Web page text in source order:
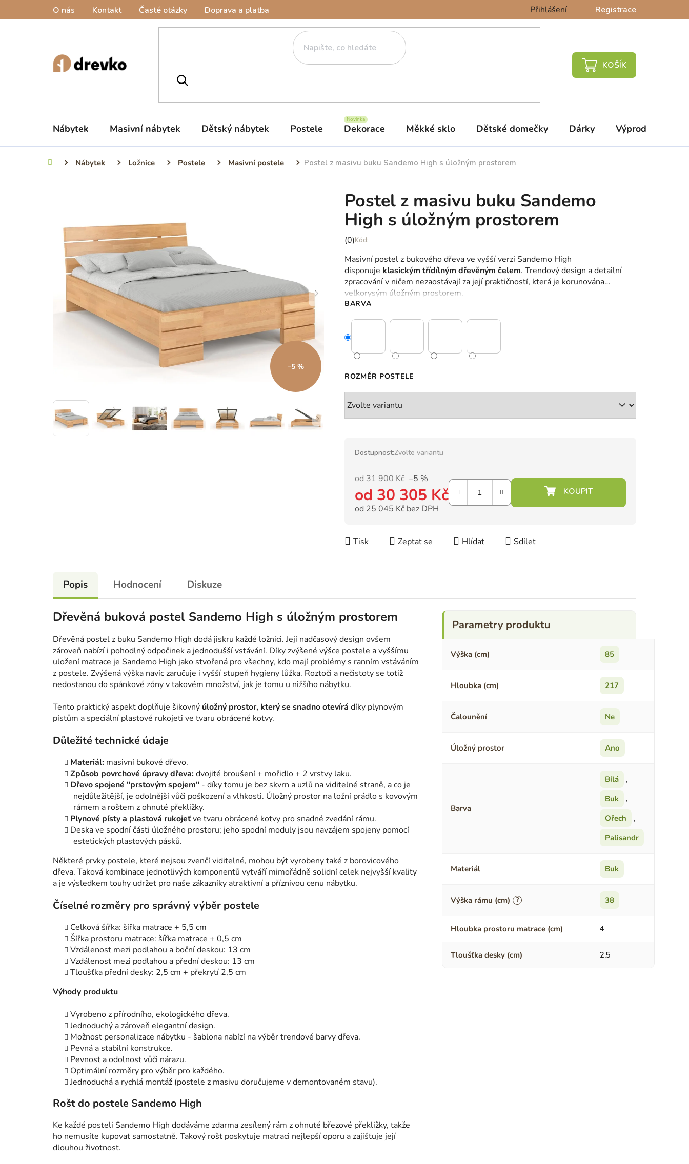
O nás Kontakt Časté otázky Doprava a platba Přihlášení Registrace
NÁKUPNÍ
Nábytek Masivní nábytek Dětský nábytek Postele Dekorace Měkké sklo Dětské domečky Dárky Výprodej %
Domů Nábytek Ložnice Postele Masivní postele Postel z masivu buku Sandemo High s úložným prostorem
Postel z masivu buku Sandemo
High s úložným prostorem
Průměrné
produktu
je
0,0
z
5
hvězdiček.
(0)
Masivní postel z bukového dřeva ve vyšší verzi Sandemo High
disponuje klasickým třídílným dřevěným čelem. Trendový design a detailní
zpracování v ničem nezaostávají za její praktičností, která je korunována
velkorysým úložným prostorem.
BARVA
ROZMĚR POSTELE
Dostupnost:Zvolte variantu
od 31 900 Kč –5 %
od 30 305 Kč
od 25 045 Kč bez DPH
Tisk
Zeptat se Hlídat Sdílet
–5 %
Popis Hodnocení Diskuze
Dřevěná buková postel Sandemo High s úložným prostorem
Dřevěná postel z buku Sandemo High dodá jiskru každé ložnici. Její nadčasový design ovšem
zároveň nabízí i pohodlný odpočinek a jednodušší vstávání. Díky zvýšené výšce postele a vyššímu
uložení matrace je Sandemo High jako stvořená pro všechny, kdo mají problémy s ranním vstáváním
z postele. Zvýšená výška navíc zaručuje i vyšší stupeň hygieny lůžka. Roztoči a nečistoty se totiž
nedostanou do spánkové zóny v takovém množství, jak je tomu u nižšího nábytku.
Tento praktický aspekt doplňuje šikovný úložný prostor, který se snadno otevírá díky plynovým
pístům a speciální plastové rukojeti ve tvaru obrácené kotvy.
Důležité technické údaje
Materiál: masivní bukové dřevo.
Způsob povrchové úpravy dřeva:dvojité broušení + mořidlo + 2 vrstvy laku.
Dřevo spojené "prstovým spojem" - díky tomu je bez skvrn a uzlů na viditelné straně, a co je
nejdůležitější, je odolnější vůči poškození a vlhkosti. Úložný prostor na ložní prádlo s kovovým
rámem a roštem z ohnuté překližky.
Plynové písty a plastová rukojeťve tvaru obrácené kotvy pro snadné zvedání rámu.
Deska ve spodní části úložného prostoru; jeho spodní moduly jsou navzájem spojeny pomocí
estetických plastových pásků.
Některé prvky postele, které nejsou zvenčí viditelné, mohou být vyrobeny také z borovicového
dřeva. Taková kombinace jednotlivých komponentů vytváří mimořádně solidní celek nejvyšší kvality
a je výsledkem touhy udržet pro naše zákazníky atraktivní a příznivou cenu nábytku.
Číselné rozměry pro správný výběr postele
Celková šířka: šířka matrace + 5,5 cm
Šířka prostoru matrace: šířka matrace + 0,5 cm
Vzdálenost mezi podlahou a boční deskou: 13 cm
Vzdálenost mezi podlahou a přední deskou: 13 cm
Tloušťka přední desky: 2,5 cm + překrytí 2,5 cm
Výhody produktu
Vyrobeno z přírodního, ekologického dřeva.
Jednoduchý a zároveň elegantní design.
Možnost personalizace nábytku - šablona nabízí na výběr trendové barvy dřeva.
Pevná a stabilní konstrukce.
Pevnost a odolnost vůči nárazu.
Optimální rozměry pro výběr pro každého.
Jednoduchá a rychlá montáž (postele z masivu doručujeme v demontovaném stavu).
Rošt do postele Sandemo High
Ke každé posteli Sandemo High dodáváme zdarma zesílený rám z ohnuté březové překližky, takže
ho nemusíte kupovat samostatně. Takový rošt poskytuje matraci nejlepší oporu a zajišťuje její
dlouhou životnost.
Výška (cm) 85
Hloubka (cm) 217
Čalounění Ne
Úložný prostor Ano
Barva
Bílá
,
Buk
,
Ořech
,
Palisandr
Materiál Buk
?
Výška rámu (cm) 38
Hloubka prostoru matrace (cm) 4
Tloušťka desky (cm) 2,5